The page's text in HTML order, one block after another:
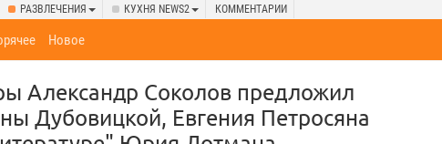
РАЗВЛЕЧЕНИЯ КУХНЯ NEWS2 КОММЕНТАРИИ
Новое
Александр Соколов предложил
Дубовицкой, Евгения Петросяна